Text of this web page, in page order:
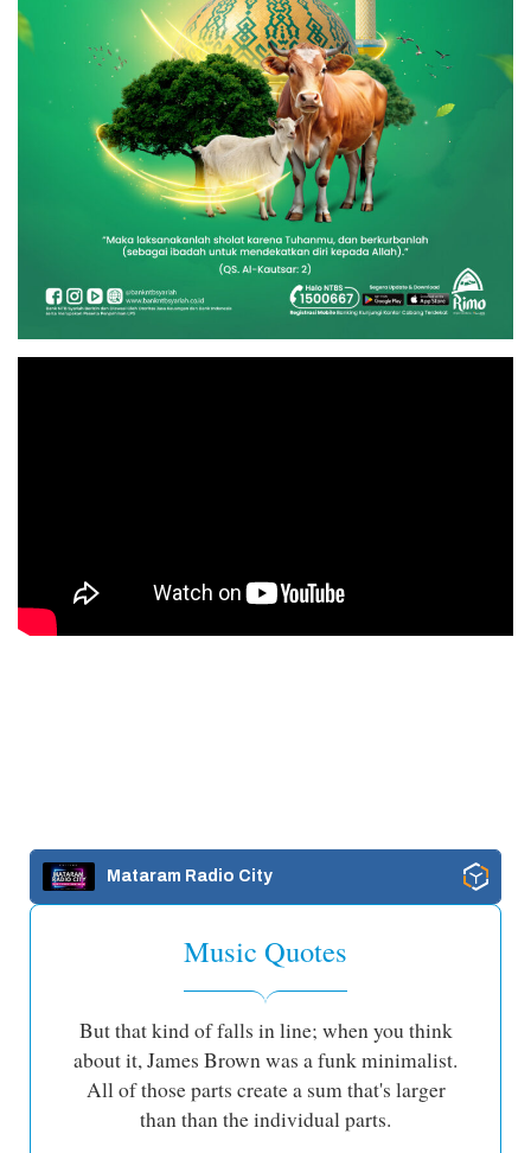
Mataram Radio City
Music Quotes
But that kind of falls in line; when you think
about it, James Brown was a funk minimalist.
All of those parts create a sum that's larger
than than the individual parts.